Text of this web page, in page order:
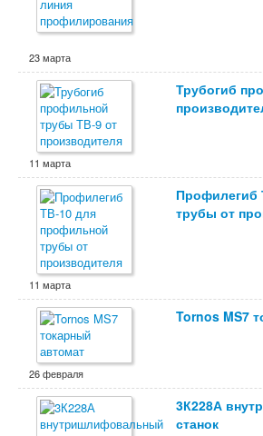
23 марта
Трубогиб
11 марта
Профилегиб
трубы от
11 марта
Tornos MS7
26 февраля
3К228А
станок